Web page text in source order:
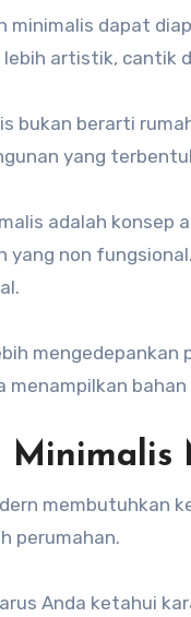
minimalis dapat
artistik, cantik
bukan berarti
yang
adalah
non
Minimalis
membutuhkan
perumahan.
Anda ketahui